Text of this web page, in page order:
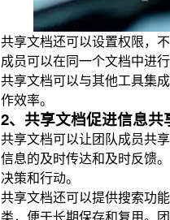
共享文档还可以设置权限，
成员可以在同一个文档中进
共享文档可以与其他工具集
作效率。
2、共享文档促进信息共
共享文档可以让团队成员共
信息的及时传达和及时反馈
决策和行动。
共享文档还可以提供搜索功
类，便于长期保存和复用。